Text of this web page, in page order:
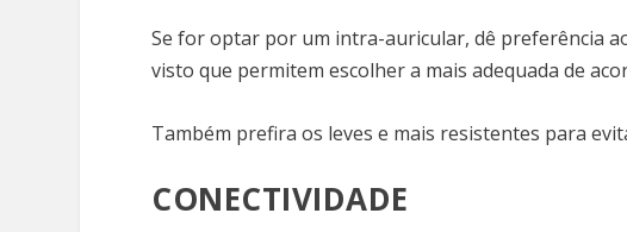
Se for optar por um intra-auricular, dê preferência
visto que permitem escolher a mais adequada de
Também prefira os leves e mais resistentes para
CONECTIVIDADE